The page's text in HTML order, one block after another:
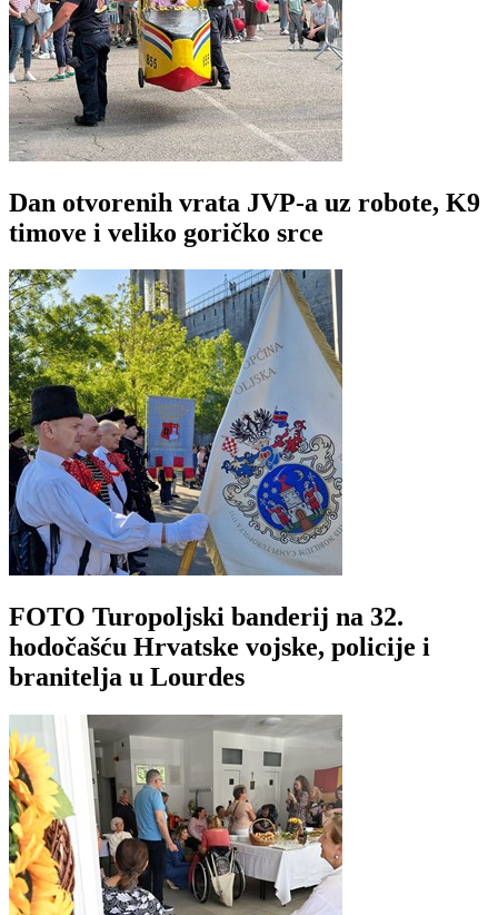
Dan otvorenih vrata JVP-a uz robote, K9
timove i veliko goričko srce
FOTO Turopoljski banderij na 32.
hodočašću Hrvatske vojske, policije i
branitelja u Lourdes